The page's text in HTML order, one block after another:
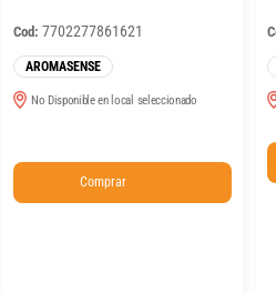
Cod: 7702277861621
AROMASENSE
No Disponible en local seleccionado
Comprar